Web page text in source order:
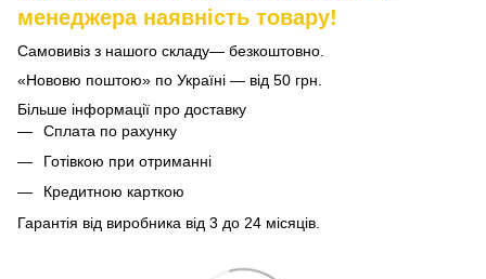
менеджера наявність товару!
Самовивіз з нашого складу— безкоштовно.
«Нововю поштою» по Україні — від 50 грн.
Більше інформації про доставку
Сплата по рахунку
Готівкою при отриманні
Кредитною карткою
Гарантія від виробника від 3 до 24 місяців.